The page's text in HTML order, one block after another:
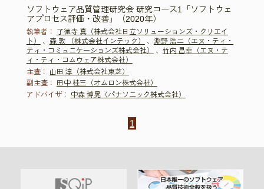
ソフトウェア品質管理研究会 研究コース1「ソフトウェ
アプロセス評価・改善」（2020年）
執筆者：
了徳寺 真（株式会社日立ソリューションズ・クリエイ
ト）
、 森 敦 （株式会社インテック） 、 淵野 浩二（エヌ・ティ・
ティ・コミュニケーションズ株式会社）
、 竹内 昌幸（エヌ・テ
ィ・ティ・コムウェア株式会社）
主査：
山田 淳（株式会社東芝）
副主査：
田中 桂三（オムロン株式会社）
アドバイザ：
中森 博晃（パナソニック株式会社）
1